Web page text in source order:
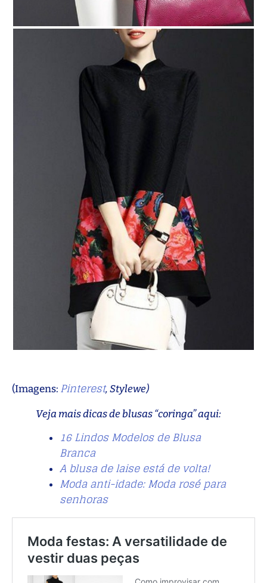
(Imagens: Pinterest,Stylewe)
Veja mais dicas de blusas “coringa” aqui:
16 Lindos Modelos de Blusa
Branca
A blusa de laise está de volta!
Moda anti-idade: Moda rosé para
senhoras